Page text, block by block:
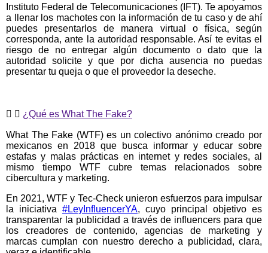
Instituto Federal de Telecomunicaciones (IFT). Te apoyamos
a llenar los machotes con la información de tu caso y de ahí
puedes presentarlos de manera virtual o física, según
corresponda, ante la autoridad responsable. Así te evitas el
riesgo de no entregar algún documento o dato que la
autoridad solicite y que por dicha ausencia no puedas
presentar tu queja o que el proveedor la deseche.
¿Qué es What The Fake?
What The Fake (WTF) es un colectivo anónimo creado por
mexicanos en 2018 que busca informar y educar sobre
estafas y malas prácticas en internet y redes sociales, al
mismo tiempo WTF cubre temas relacionados sobre
cibercultura y marketing.
En 2021, WTF y Tec-Check unieron esfuerzos para impulsar
la iniciativa #LeyInfluencerYA, cuyo principal objetivo es
transparentar la publicidad a través de influencers para que
los creadores de contenido, agencias de marketing y
marcas cumplan con nuestro derecho a publicidad, clara,